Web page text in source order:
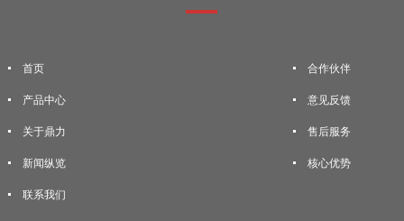
首页
产品中心
关于鼎力
新闻纵览
联系我们
合作伙伴
意见反馈
售后服务
核心优势